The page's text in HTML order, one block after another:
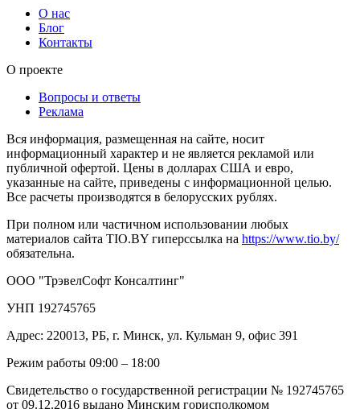
О нас
Блог
Контакты
О проекте
Вопросы и ответы
Реклама
Вся информация, размещенная на сайте, носит
информационный характер и не является рекламой или
публичной офертой. Цены в долларах США и евро,
указанные на сайте, приведены с информационной целью.
Все расчеты производятся в белорусских рублях.
При полном или частичном использовании любых
материалов сайта TIO.BY гиперссылка на https://www.tio.by/
обязательна.
ООО "ТрэвелСофт Консалтинг"
УНП 192745765
Адрес: 220013, РБ, г. Минск, ул. Кульман 9, офис 391
Режим работы 09:00 – 18:00
Свидетельство о государственной регистрации № 192745765
от 09.12.2016 выдано Минским горисполкомом